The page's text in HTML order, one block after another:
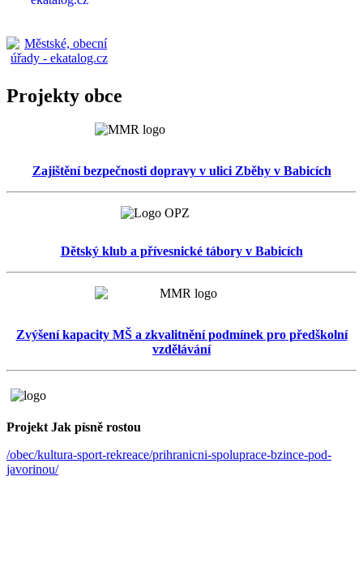
Projekty obce
Zajištění bezpečnosti dopravy v ulici Zběhy v Babicích
Dětský klub a přívesnické tábory v Babicích
Zvýšení kapacity MŠ a zkvalitnění podmínek pro předškolní
vzdělávání
Projekt Jak písně rostou
/obec/kultura-sport-rekreace/prihranicni-spoluprace-bzince-pod-
javorinou/